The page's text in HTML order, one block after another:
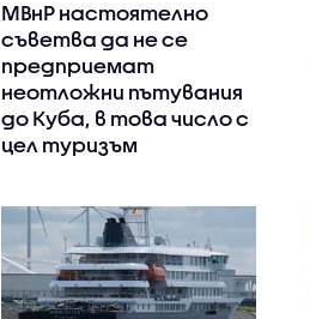
МВнР настоятелно
съветва да не се
предприемат
неотложни пътувания
до Куба, в това число с
цел туризъм